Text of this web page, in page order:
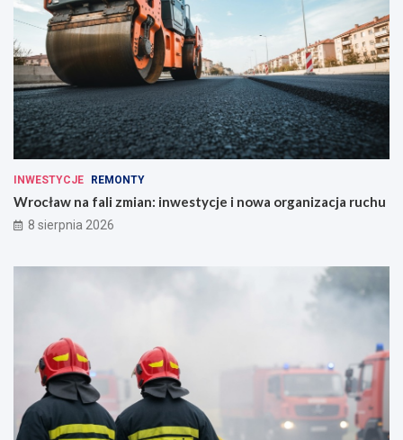
INWESTYCJE REMONTY
Wrocław na fali zmian: inwestycje i nowa organizacja ruchu
8 sierpnia 2026